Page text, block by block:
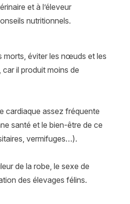
et à l’éleveur
nutritionnels.
morts, éviter les nœuds et les
, car il produit moins de
cardiaque assez fréquente
santé et le bien-être de ce
vermifuges…).
de la robe, le sexe de
des élevages félins.